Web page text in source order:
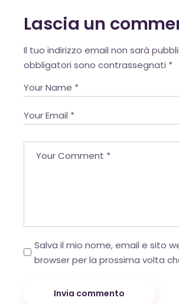
Lascia un
Il tuo indirizzo email non sarà
obbligatori sono contrassegnati *
Salva il mio nome, email e sito
browser per la prossima volta
Invia commento